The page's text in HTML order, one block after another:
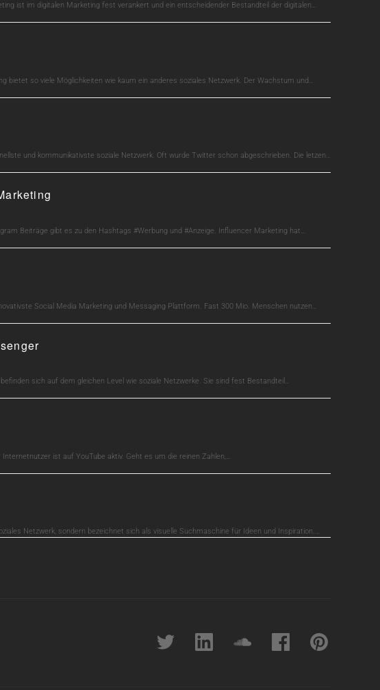
ist im digitalen Marketing fest verankert und ein entscheidender Bestandteil der digitalen…
bietet so viele Möglichkeiten wie kaum ein anderes soziales Netzwerk. Der Wachstum und…
und kommunikativste soziale Netzwerk. Oft wurde Twitter schon abgeschrieben. Die letzen…
Beiträge gibt es zu den Hashtags #Werbung und #Anzeige. Influencer Marketing hat…
Social Media Marketing und Messaging Plattform. Fast 300 Mio. Menschen nutzen…
sich auf dem gleichen Level wie soziale Netzwerke. Sie sind fest Bestandteil…
Internetnutzer ist auf YouTube aktiv. Geht es um die reinen Zahlen,…
Netzwerk, sondern bezeichnet sich als visuelle Suchmaschine für Ideen und Inspiration.…
Twitter linkedin soundcloudFacebookpinterest